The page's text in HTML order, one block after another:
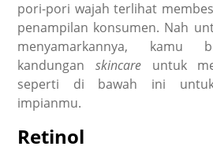
pori-pori wajah terlihat
penampilan konsumen. Nah
menyamarkannya, kamu
kandungan skincareuntuk
seperti di bawah ini
impianmu.
Retinol